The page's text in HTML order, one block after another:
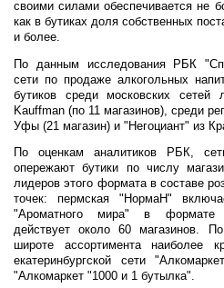
своими силами обеспечивается не
как в бутиках доля собственных
и более.
По данным исследования РБК
сети по продаже алкогольных
бутиков среди московских
Kauffman (по 11 магазинов), среди
Уфы (21 магазин) и "Негоциант" из
По оценкам аналитиков РБК,
опережают бутики по числу
лидеров этого формата в составе
точек: пермская "НормаН"
"Ароматного мира" в формате
действует около 60 магазинов.
широте ассортимента наиболее
екатеринбургской сети
"Алкомаркет "1000 и 1 бутылка".